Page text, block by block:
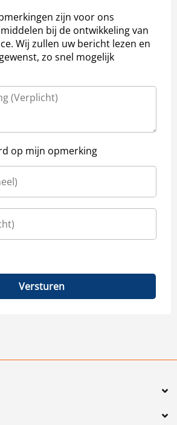
zijn voor ons
bij de ontwikkeling van
Wij zullen uw bericht lezen en
zo snel mogelijk
op mijn opmerking
Versturen